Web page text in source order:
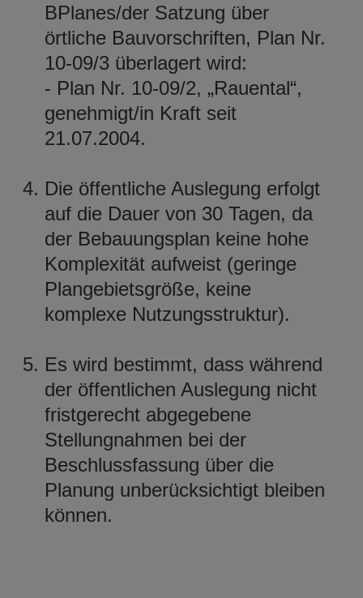
BPlanes/der Satzung über
örtliche Bauvorschriften, Plan Nr.
10-09/3 überlagert wird:
- Plan Nr. 10-09/2, „Rauental“,
genehmigt/in Kraft seit
21.07.2004.
Die öffentliche Auslegung erfolgt
auf die Dauer von 30 Tagen, da
der Bebauungsplan keine hohe
Komplexität aufweist (geringe
Plangebietsgröße, keine
komplexe Nutzungsstruktur).
Es wird bestimmt, dass während
der öffentlichen Auslegung nicht
fristgerecht abgegebene
Stellungnahmen bei der
Beschlussfassung über die
Planung unberücksichtigt bleiben
können.